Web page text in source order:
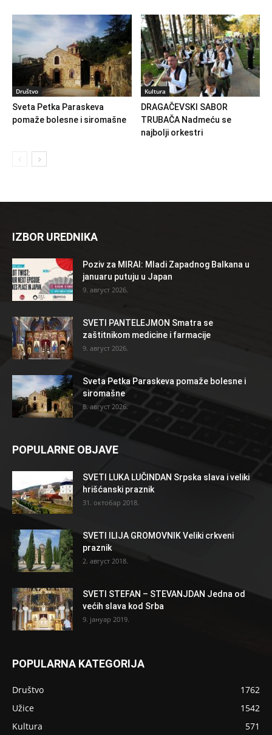
Društvo
Sveta Petka Paraskeva
pomaže bolesne i siromašne
Kultura
DRAGAČEVSKI SABOR
TRUBAČA Nadmeću se
najbolji orkestri
IZBOR UREDNIKA
Poziv za MIRAI: Mladi Zapadnog Balkana u
januaru putuju u Japan
9. август 2026.
SVETI PANTELEJMON Smatra se
zaštitnikom medicine i farmacije
9. август 2026.
Sveta Petka Paraskeva pomaže bolesne i
siromašne
8. август 2026.
POPULARNE OBJAVE
SVETI LUKA LUČINDAN Srpska slava i veliki
hrišćanski praznik
31. октобар 2018.
SVETI ILIJA GROMOVNIK Veliki crkveni
praznik
2. август 2018.
SVETI STEFAN – STEVANJDAN Jedna od
većih slava kod Srba
9. јануар 2019.
POPULARNA KATEGORIJA
Društvo
1762
Užice
1542
Kultura
571